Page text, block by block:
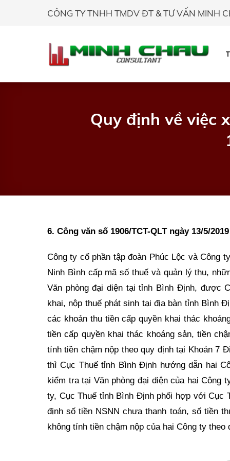
CÔNG TY TNHH TMDV ĐT & TƯ VẤN MINH
Quy định về việc
6. Công văn số 1906/TCT-QLT ngày 13/5/
Công ty cổ phần tập đoàn Phúc Lộc và Công
Ninh Bình cấp mã số thuế và quản lý thu,
Văn phòng đại diện tại tỉnh Bình Định, được
khai, nộp thuế phát sinh tại địa bàn tỉnh Bình
các khoản thu tiền cấp quyền khai thác
tiền cấp quyền khai thác khoáng sản, tiền
tính tiền chậm nộp theo quy định tại Khoản 7
thì Cục Thuế tỉnh Bình Định hướng dẫn hai
kiểm tra tại Văn phòng đại diện của hai Công
ty, Cục Thuế tỉnh Bình Định phối hợp với Cục
định số tiền NSNN chưa thanh toán, số tiền
không tính tiền chậm nộp của hai Công ty theo